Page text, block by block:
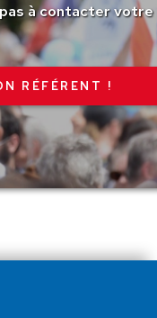
à contacter votre
RÉFÉRENT !